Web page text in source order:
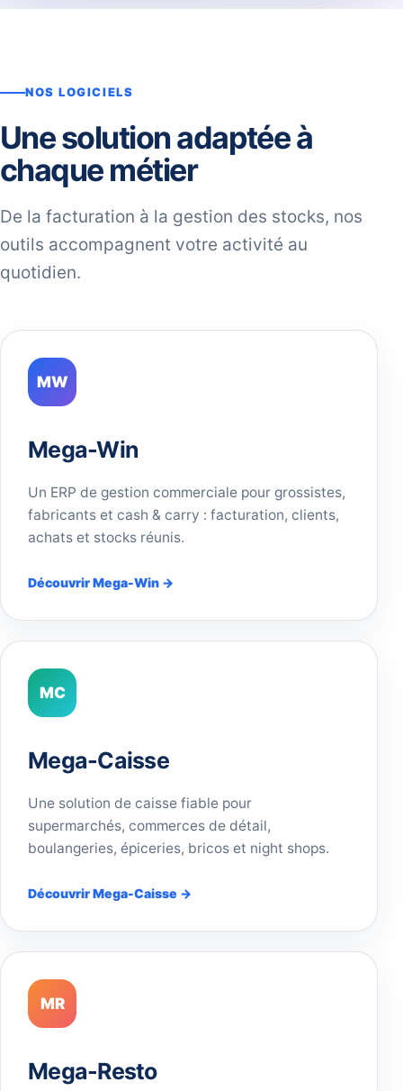
NOS LOGICIELS
Une solution adaptée à
chaque métier
De la facturation à la gestion des stocks, nos
outils accompagnent votre activité au
quotidien.
MW
Mega-Win
Un ERP de gestion commerciale pour grossistes,
fabricants et cash & carry : facturation, clients,
achats et stocks réunis.
Découvrir Mega-Win →
MC
Mega-Caisse
Une solution de caisse fiable pour
supermarchés, commerces de détail,
boulangeries, épiceries, bricos et night shops.
Découvrir Mega-Caisse →
MR
Mega-Resto